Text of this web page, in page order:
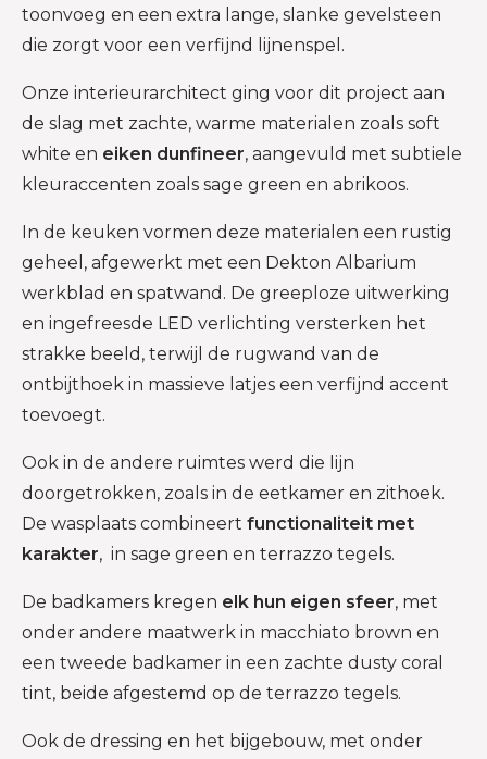
toonvoeg en een extra lange, slanke gevelsteen
die zorgt voor een verfijnd lijnenspel.
Onze interieurarchitect ging voor dit project aan
de slag met zachte, warme materialen zoals soft
white en eiken dunfineer, aangevuld met subtiele
kleuraccenten zoals sage green en abrikoos.
In de keuken vormen deze materialen een rustig
geheel, afgewerkt met een Dekton Albarium
werkblad en spatwand. De greeploze uitwerking
en ingefreesde LED verlichting versterken het
strakke beeld, terwijl de rugwand van de
ontbijthoek in massieve latjes een verfijnd accent
toevoegt.
Ook in de andere ruimtes werd die lijn
doorgetrokken, zoals in de eetkamer en zithoek.
De wasplaats combineert functionaliteit met
karakter, in sage green en terrazzo tegels.
De badkamers kregen elk hun eigen sfeer, met
onder andere maatwerk in macchiato brown en
een tweede badkamer in een zachte dusty coral
tint, beide afgestemd op de terrazzo tegels.
Ook de dressing en het bijgebouw, met onder